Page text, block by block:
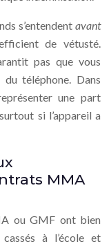
s’entendent avant
de vétusté.
pas que vous
téléphone. Dans
une part
si l’appareil a
MMA
ou GMF ont bien
à l’école et